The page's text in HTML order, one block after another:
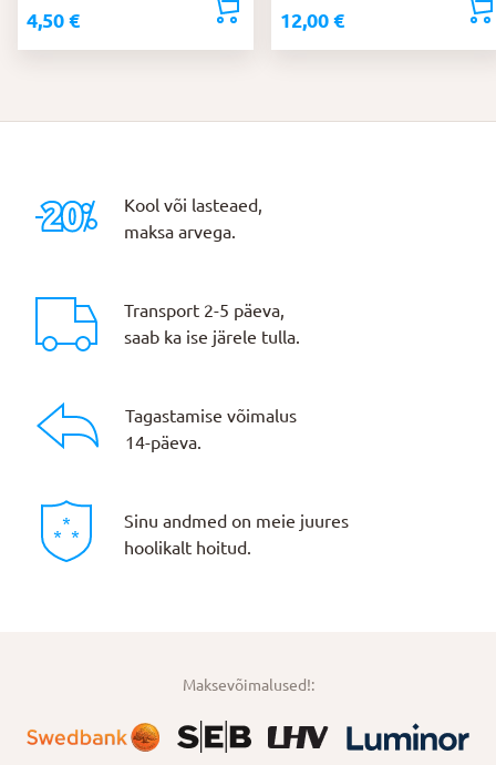
4,50 € 12,00 €
Kool või lasteaed,
maksa arvega.
Transport 2-5 päeva,
saab ka ise järele tulla.
Tagastamise võimalus
14-päeva.
Sinu andmed on meie juures
hoolikalt hoitud.
Maksevõimalused!: